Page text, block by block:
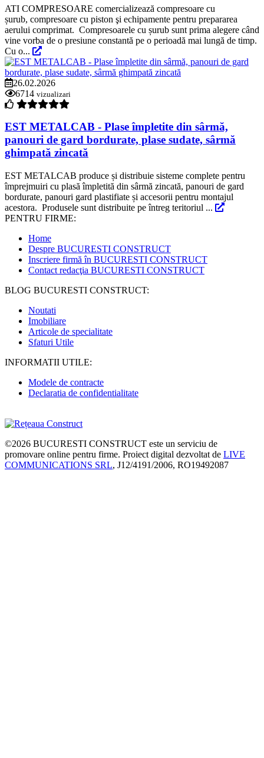
ATI COMPRESOARE comercializează compresoare cu
șurub, compresoare cu piston şi echipamente pentru prepararea
aerului comprimat. Compresoarele cu șurub sunt prima alegere când
vine vorba de o presiune constantă pe o perioadă mai lungă de timp.
Cu o...
26.02.2026
6714 vizualizari
EST METALCAB - Plase împletite din sârmă,
panouri de gard bordurate, plase sudate, sârmă
ghimpată zincată
EST METALCAB produce și distribuie sisteme complete pentru
împrejmuiri cu plasă împletită din sârmă zincată, panouri de gard
bordurate, panouri gard plastifiate și accesorii pentru montajul
acestora. Produsele sunt distribuite pe întreg teritoriul ...
PENTRU FIRME:
Home
Despre BUCURESTI CONSTRUCT
Inscriere firmă în BUCURESTI CONSTRUCT
Contact redacţia BUCURESTI CONSTRUCT
BLOG BUCURESTI CONSTRUCT:
Noutati
Imobiliare
Articole de specialitate
Sfaturi Utile
INFORMATII UTILE:
Modele de contracte
Declaratia de confidentialitate
©2026 BUCURESTI CONSTRUCT este un serviciu de
promovare online pentru firme. Proiect digital dezvoltat de LIVE
COMMUNICATIONS SRL, J12/4191/2006, RO19492087